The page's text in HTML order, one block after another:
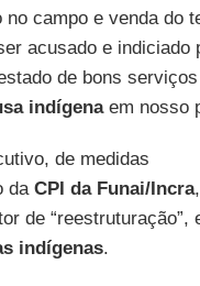
campo e venda do
acusado e indiciado
de bons serviços
indígenaem nosso
de medidas
da CPI da Funai/Incra
de “reestruturação”,
indígenas.